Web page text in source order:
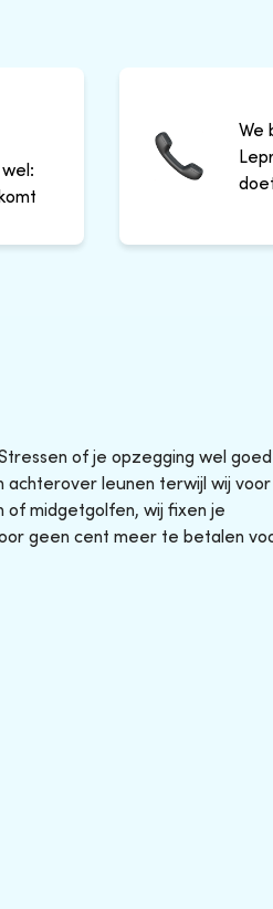
We
of je opzegging wel goed
achterover leunen terwijl wij voor
of midgetgolfen, wij fixen je
geen cent meer te betalen